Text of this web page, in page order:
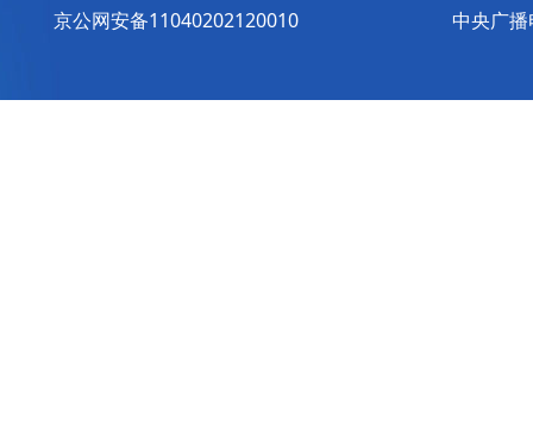
京公网安备11040202120010 中央广